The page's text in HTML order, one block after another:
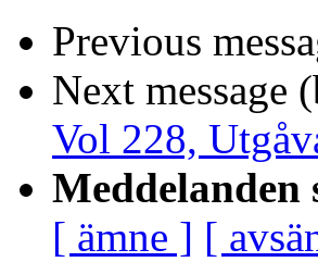
Previous
Next message
Vol 228,
Meddelanden
[ ämne ] [